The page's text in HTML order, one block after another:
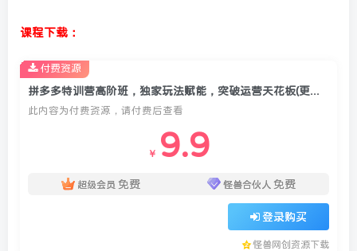
课程下载：
拼多多特训营高阶班，独家玩法赋能，突破运营天花板(更新26年5月29日)
此内容为付费资源，请付费后查看
￥ 9.9
超级会员 免费 怪兽合伙人 免费
登录购买
怪兽网创资源下载
付费资源